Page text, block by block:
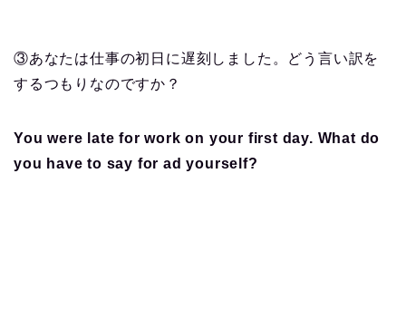
③あなたは仕事の初日に遅刻しました。どう言い訳を
するつもりなのですか？
You were late for work on your first day. What do
you have to say for ad yourself?